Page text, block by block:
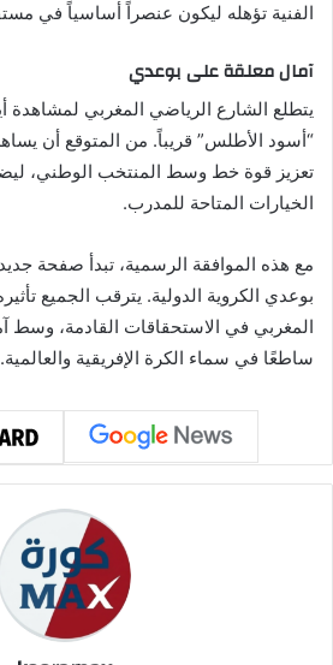
الفنية تؤهله ليكون عنصراً أساسياً في
آمال معلقة على بوعدي
يتطلع الشارع الرياضي المغربي
“أسود الأطلس” قريباً. من المتوقع أن
تعزيز قوة خط وسط المنتخب الوطني،
الخيارات المتاحة للمدرب.
مع هذه الموافقة الرسمية، تبدأ صفحة
بوعدي الكروية الدولية. يترقب الجميع
المغربي في الاستحقاقات القادمة، وسط
ساطعًا في سماء الكرة الإفريقية والعالمية.